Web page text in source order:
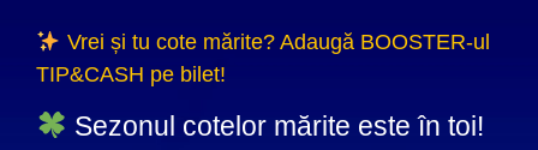
Vrei și tu cote mărite? Adaugă BOOSTER-ul
TIP&CASH pe bilet!
Sezonul cotelor mărite este în toi!